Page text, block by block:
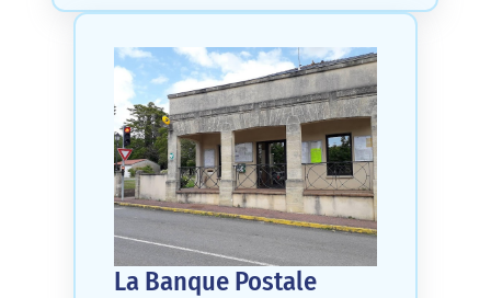
La Banque Postale